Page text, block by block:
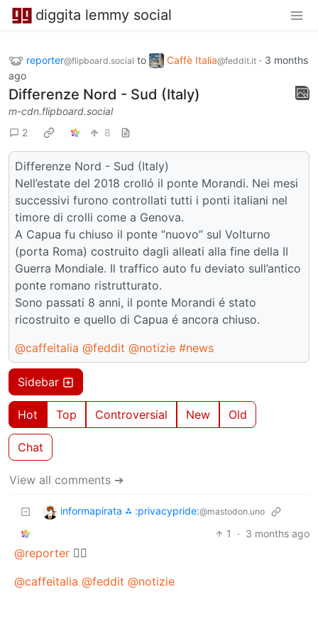
diggita lemmy social
reporter@flipboard.social to Caffè Italia@feddit.it · 3 months
ago
Differenze Nord - Sud (Italy)
m-cdn.flipboard.social
2
8
Differenze Nord - Sud (Italy)
Nell’estate del 2018 crolló il ponte Morandi. Nei mesi
successivi furono controllati tutti i ponti italiani nel
timore di crolli come a Genova.
A Capua fu chiuso il ponte “nuovo” sul Volturno
(porta Roma) costruito dagli alleati alla fine della II
Guerra Mondiale. Il traffico auto fu deviato sull’antico
ponte romano ristrutturato.
Sono passati 8 anni, il ponte Morandi é stato
ricostruito e quello di Capua é ancora chiuso.
@caffeitalia @feddit @notizie #news
Sidebar
Hot Top Controversial New Old
Chat
View all comments ➔
informapirata ⁂ :privacypride:@mastodon.uno
1 · 3 months ago
@reporter 🤦‍♂️
@caffeitalia @feddit @notizie